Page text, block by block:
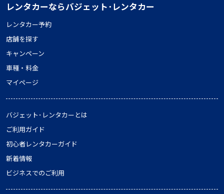
レンタカーならバジェット･レンタカー
レンタカー予約
店舗を探す
キャンペーン
車種・料金
マイページ
バジェット･レンタカーとは
ご利用ガイド
初心者レンタカーガイド
新着情報
ビジネスでのご利用